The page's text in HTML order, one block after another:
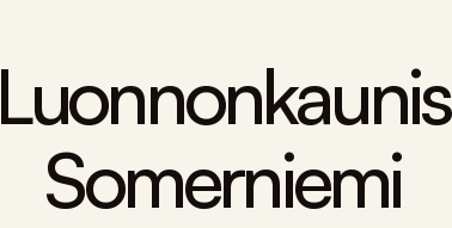
Luonnonkaunis
Somerniemi